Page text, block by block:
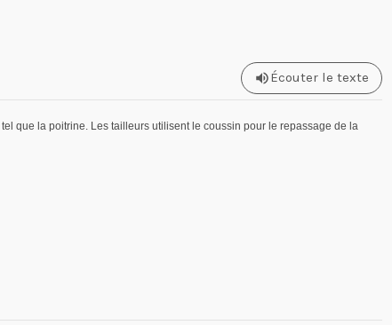
Écouter le texte
que la poitrine. Les tailleurs utilisent le coussin pour le repassage de la